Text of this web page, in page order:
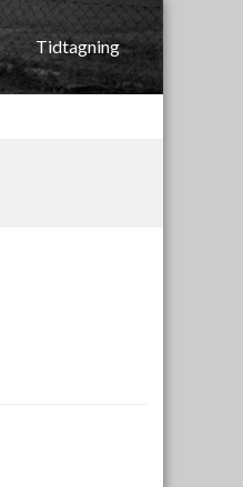
Tidtagning